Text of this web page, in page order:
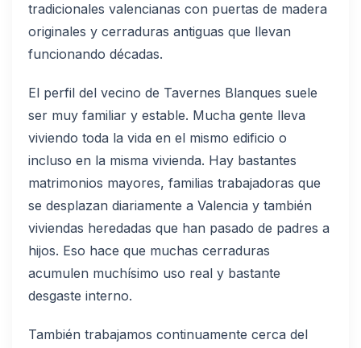
tradicionales valencianas con puertas de madera
originales y cerraduras antiguas que llevan
funcionando décadas.
El perfil del vecino de Tavernes Blanques suele
ser muy familiar y estable. Mucha gente lleva
viviendo toda la vida en el mismo edificio o
incluso en la misma vivienda. Hay bastantes
matrimonios mayores, familias trabajadoras que
se desplazan diariamente a Valencia y también
viviendas heredadas que han pasado de padres a
hijos. Eso hace que muchas cerraduras
acumulen muchísimo uso real y bastante
desgaste interno.
También trabajamos continuamente cerca del